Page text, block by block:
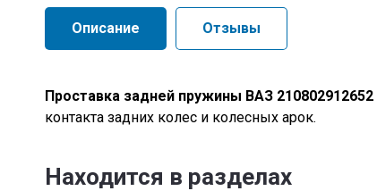
Описание Отзывы
Проставка задней пружины ВАЗ 210802912652
контакта задних колес и колесных арок.
Находится в разделах